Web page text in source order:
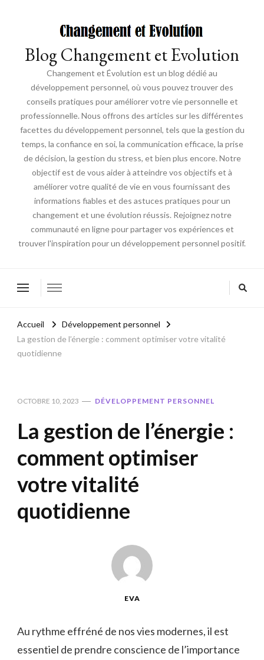
Blog Changement et Evolution
Changement et Évolution est un blog dédié au
développement personnel, où vous pouvez trouver des
conseils pratiques pour améliorer votre vie personnelle et
professionnelle. Nous offrons des articles sur les différentes
facettes du développement personnel, tels que la gestion du
temps, la confiance en soi, la communication efficace, la prise
de décision, la gestion du stress, et bien plus encore. Notre
objectif est de vous aider à atteindre vos objectifs et à
améliorer votre qualité de vie en vous fournissant des
informations fiables et des astuces pratiques pour un
changement et une évolution réussis. Rejoignez notre
communauté en ligne pour partager vos expériences et
trouver l'inspiration pour un développement personnel positif.
Accueil
Développement personnel
La gestion de l’énergie : comment optimiser votre vitalité
quotidienne
OCTOBRE 10, 2023 DÉVELOPPEMENT PERSONNEL
La gestion de l’énergie :
comment optimiser
votre vitalité
quotidienne
EVA
Au rythme effréné de nos vies modernes, il est
essentiel‍ de ‌prendre conscience de l’importance